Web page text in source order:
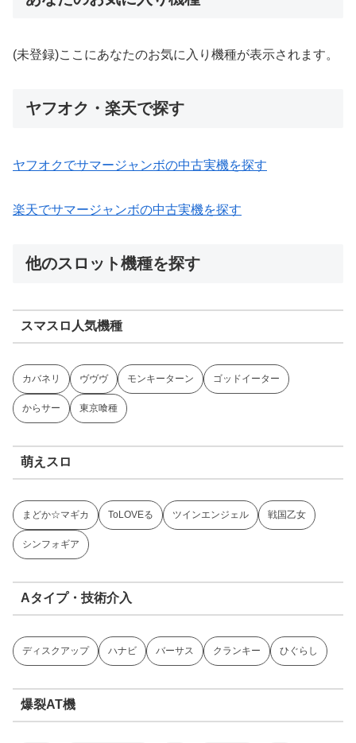
(未登録)ここにあなたのお気に入り機種が表示されます。
ヤフオク・楽天で探す
ヤフオクでサマージャンボの中古実機を探す
楽天でサマージャンボの中古実機を探す
他のスロット機種を探す
スマスロ人気機種
カバネリ ヴヴヴ モンキーターン ゴッドイーター
からサー 東京喰種
萌えスロ
まどか☆マギカ ToLOVEる ツインエンジェル 戦国乙女
シンフォギア
Aタイプ・技術介入
ディスクアップ ハナビ バーサス クランキー ひぐらし
爆裂AT機